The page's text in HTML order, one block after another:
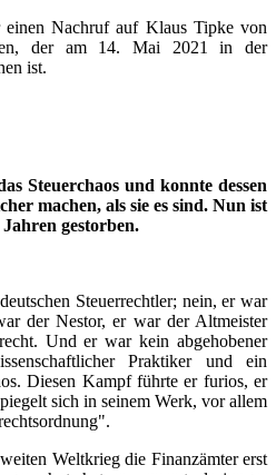
Nachruf auf Klaus Tipke von
der am 14. Mai 2021 in der
ist.
Steuerchaos und konnte dessen
machen, als sie es sind. Nun ist
gestorben.
Steuerrechtler; nein, er war
der Nestor, er war der Altmeister
Und er war kein abgehobener
Praktiker und ein
Diesen Kampf führte er furios, er
sich in seinem Werk, vor allem
Weltkrieg die Finanzämter erst